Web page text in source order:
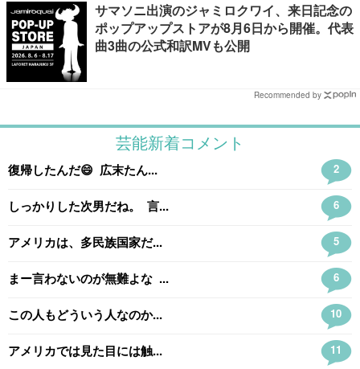
サマソニ出演のジャミロクワイ、来日記念の
ポップアップストアが8月6日から開催。代表
曲3曲の公式和訳MVも公開
Recommended by